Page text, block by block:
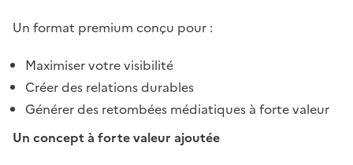
Un format premium conçu pour :
Maximiser votre visibilité
Créer des relations durables
Générer des retombées médiatiques à forte valeur
Un concept à forte valeur ajoutée